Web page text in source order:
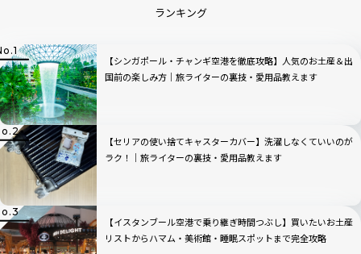
ランキング
【シンガポール・チャンギ空港を徹底攻略】人気のお土産＆出
国前の楽しみ方｜旅ライターの裏技・愛用品教えます
【セリアの使い捨てキャスターカバー】洗濯しなくていいのが
ラク！｜旅ライターの裏技・愛用品教えます
【イスタンブール空港で乗り継ぎ時間つぶし】買いたいお土産
リストからハマム・美術館・睡眠スポットまで完全攻略